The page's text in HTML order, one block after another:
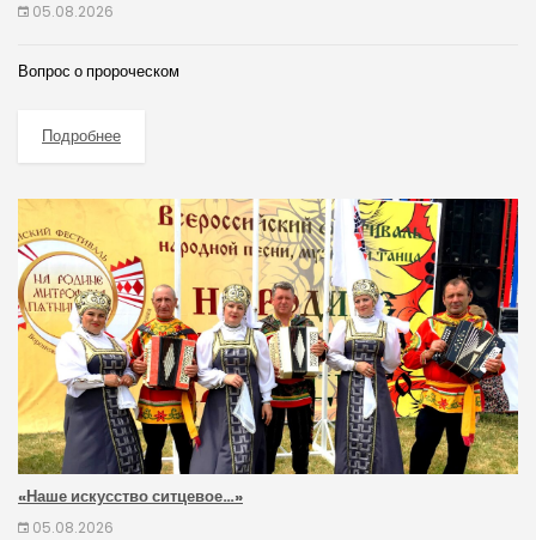
05.08.2026
Вопрос о пророческом
Подробнее
«Наше искусство ситцевое…»
05.08.2026